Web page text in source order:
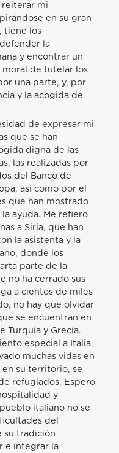
reiterar mi
en su gran
tiene los
la
y encontrar un
de tutelar los
una parte, y, por
y la acogida de
de expresar mi
que se han
digna de las
las realizadas por
del Banco de
así como por el
que han mostrado
ayuda. Me refiero
a Siria, que han
la asistenta y la
donde los
parte de la
no ha cerrado sus
a cientos de miles
no hay que olvidar
se encuentran en
Turquía y Grecia.
especial a Italia,
muchas vidas en
su territorio, se
refugiados. Espero
y
italiano no se
del
su tradición
e integrar la